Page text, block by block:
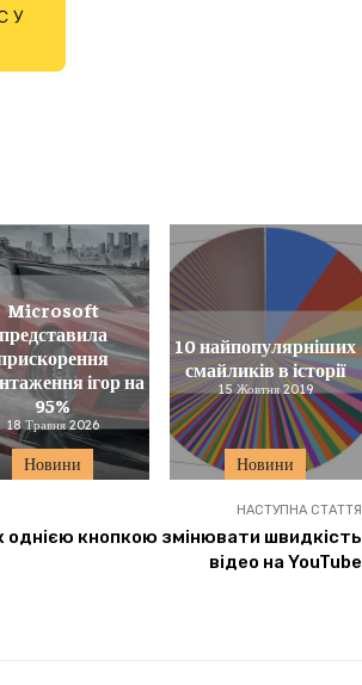
У
Новини
Microsoft
представила
ігор на
95%
18 Травня 2026
Новини
10 найпопулярніших
смайликів в історії
15 Жовтня 2019
НАСТУПНА СТАТТЯ
однією кнопкою змінювати швидкість
відео на YouTube